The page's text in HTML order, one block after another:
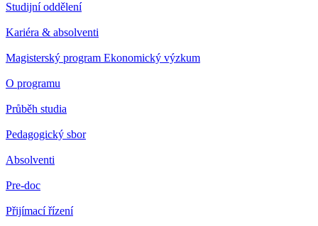
Studijní oddělení
Kariéra & absolventi
Magisterský program Ekonomický výzkum
O programu
Průběh studia
Pedagogický sbor
Absolventi
Pre-doc
Přijímací řízení